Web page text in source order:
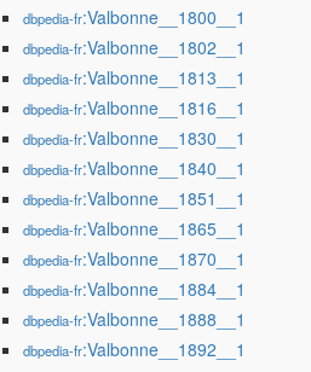
dbpedia-fr:Valbonne__1800__1
dbpedia-fr:Valbonne__1802__1
dbpedia-fr:Valbonne__1813__1
dbpedia-fr:Valbonne__1816__1
dbpedia-fr:Valbonne__1830__1
dbpedia-fr:Valbonne__1840__1
dbpedia-fr:Valbonne__1851__1
dbpedia-fr:Valbonne__1865__1
dbpedia-fr:Valbonne__1870__1
dbpedia-fr:Valbonne__1884__1
dbpedia-fr:Valbonne__1888__1
dbpedia-fr:Valbonne__1892__1